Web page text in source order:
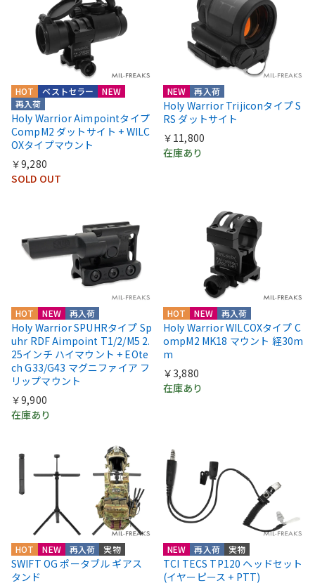
HOT
NEW
再入荷
ベストセラー
Holy Warrior Aimpointタイプ
CompM2 ダットサイト + WILC
OXタイプマウント
￥9,280
SOLD OUT
NEW 再入荷
Holy Warrior Trijiconタイプ S
RS ダットサイト
￥11,800
在庫あり
HOT NEW 再入荷
Holy Warrior SPUHRタイプ Sp
uhr RDF Aimpoint T1/2/M5 2.
25インチ ハイマウント + EOte
ch G33/G43 マグニファイア フ
リップマウント
￥9,900
在庫あり
HOT NEW 再入荷
Holy Warrior WILCOXタイプ C
ompM2 MK18 マウント 経30m
m
￥3,880
在庫あり
HOT NEW 再入荷 実物
SWIFT OG ポータブル ギアス
タンド
NEW 再入荷 実物
TCI TECS TP120 ヘッドセット
(イヤーピース + PTT)